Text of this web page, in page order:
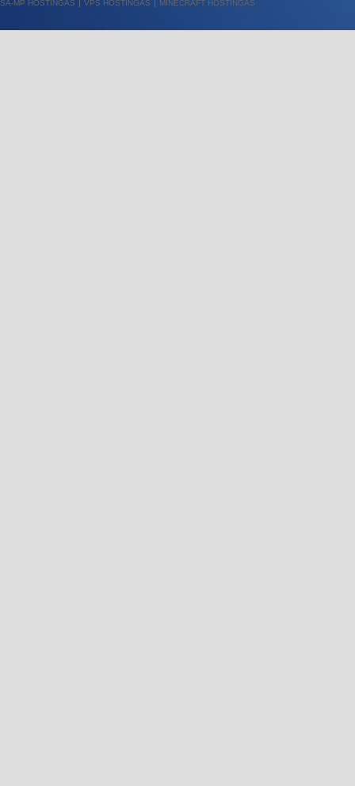
SA-MP HOSTINGAS VPS HOSTINGAS MINECRAFT HOSTINGAS